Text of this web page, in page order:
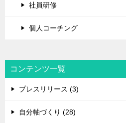
社員研修
個人コーチング
コンテンツ一覧
プレスリリース (3)
自分軸づくり (28)